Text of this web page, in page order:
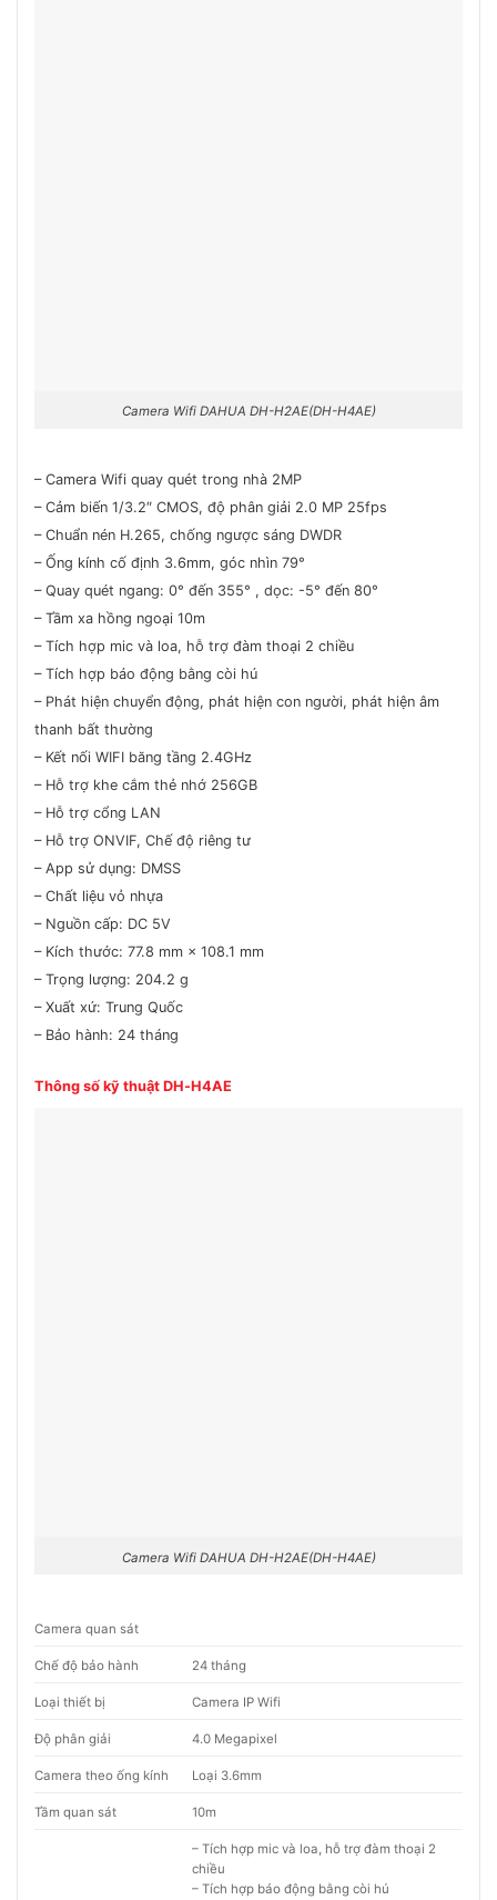
Camera Wifi DAHUA DH-H2AE(DH-H4AE)
– Camera Wifi quay quét trong nhà 2MP
– Cảm biến 1/3.2″ CMOS, độ phân giải 2.0 MP 25fps
– Chuẩn nén H.265, chống ngược sáng DWDR
– Ống kính cố định 3.6mm, góc nhìn 79°
– Quay quét ngang: 0° đến 355° , dọc: -5° đến 80°
– Tầm xa hồng ngoại 10m
– Tích hợp mic và loa, hỗ trợ đàm thoại 2 chiều
– Tích hợp báo động bằng còi hú
– Phát hiện chuyển động, phát hiện con người, phát hiện âm
thanh bất thường
– Kết nối WIFI băng tầng 2.4GHz
– Hỗ trợ khe cắm thẻ nhớ 256GB
– Hỗ trợ cổng LAN
– Hỗ trợ ONVIF, Chế độ riêng tư
– App sử dụng: DMSS
– Chất liệu vỏ nhựa
– Nguồn cấp: DC 5V
– Kích thước: 77.8 mm × 108.1 mm
– Trọng lượng: 204.2 g
– Xuất xứ: Trung Quốc
– Bảo hành: 24 tháng
Thông số kỹ thuật DH-H4AE
Camera Wifi DAHUA DH-H2AE(DH-H4AE)
Camera quan sát
Chế độ bảo hành 24 tháng
Loại thiết bị Camera IP Wifi
Độ phân giải 4.0 Megapixel
Camera theo ống kính Loại 3.6mm
Tầm quan sát 10m
– Tích hợp mic và loa, hỗ trợ đàm thoại 2
chiều
– Tích hợp báo động bằng còi hú